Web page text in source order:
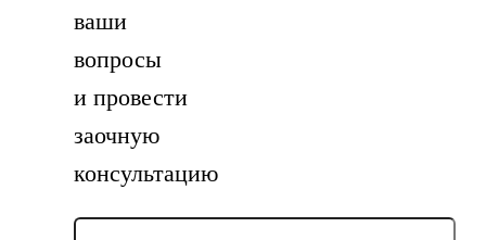
ваши
вопросы
и провести
заочную
консультацию